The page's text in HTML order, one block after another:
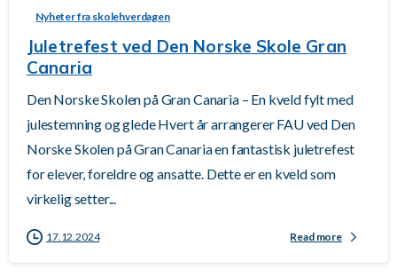
Nyheter fra skolehverdagen
Juletrefest ved Den Norske Skole Gran
Canaria
Den Norske Skolen på Gran Canaria – En kveld fylt med
julestemning og glede​ Hvert år arrangerer FAU ved Den
Norske Skolen på Gran Canaria en fantastisk juletrefest
for elever, foreldre og ansatte. Dette er en kveld som
virkelig setter...
17.12.2024 Read more